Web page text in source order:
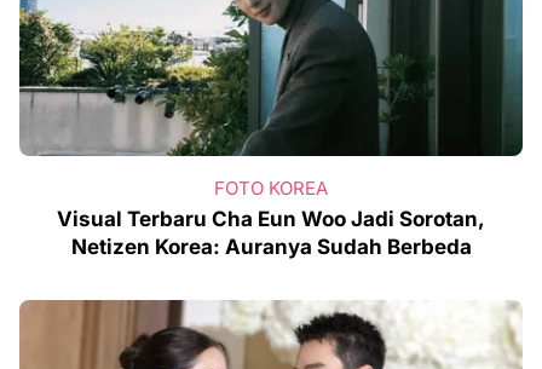
FOTO KOREA
Visual Terbaru Cha Eun Woo Jadi Sorotan,
Netizen Korea: Auranya Sudah Berbeda